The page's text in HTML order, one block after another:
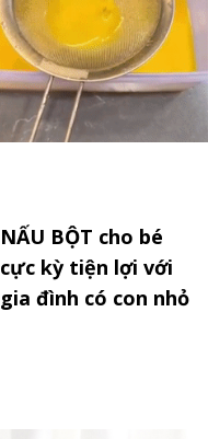
NẤU BỘT cho bé
cực kỳ tiện lợi với
gia đình có con nhỏ